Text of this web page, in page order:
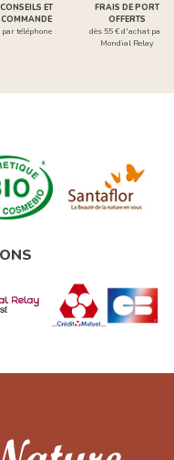
CONSEILS ET
COMMANDE
par téléphone
FRAIS DE PORT
OFFERTS
dès 55 € d'achat par
Mondial Relay